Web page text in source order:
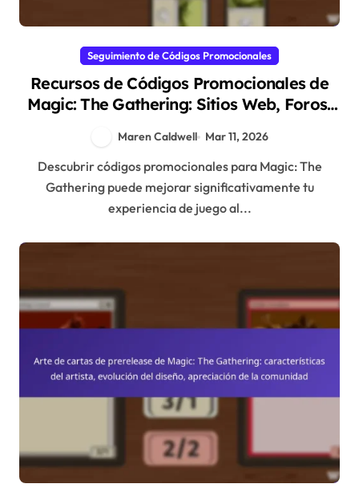
Seguimiento de Códigos Promocionales
Recursos de Códigos Promocionales de
Magic: The Gathering: Sitios Web, Foros,
Maren Caldwell Mar 11, 2026
Descubrir códigos promocionales para Magic: The
Gathering puede mejorar significativamente tu
experiencia de juego al...